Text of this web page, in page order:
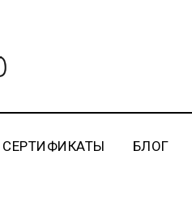
СЕРТИФИКАТЫ БЛОГ